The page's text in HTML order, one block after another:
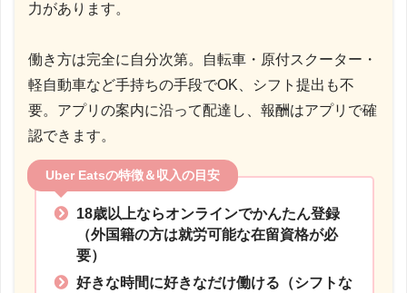
力があります。
働き方は完全に自分次第。自転車・原付スクーター・
軽自動車など手持ちの手段でOK、シフト提出も不
要。アプリの案内に沿って配達し、報酬はアプリで確
認できます。
Uber Eatsの特徴＆収入の目安
18歳以上ならオンラインでかんたん登録
（外国籍の方は就労可能な在留資格が必
要）
好きな時間に好きなだけ働ける（シフトな